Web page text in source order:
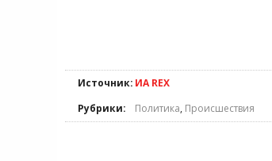
Источник: ИА REX
Рубрики:
Политика, Происшествия